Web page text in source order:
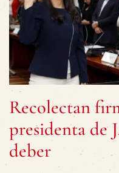
Recolectan
presidenta de
deber